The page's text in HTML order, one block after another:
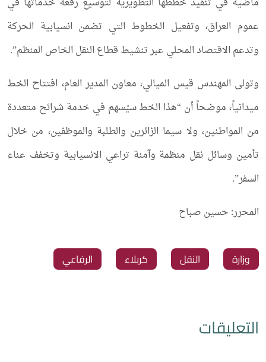
عموم العراق، وتفعيل الخطوط التي تضمن انسيابية الحركة
وتدعم الاقتصاد المحلي عبر تنشيط قطاع النقل الخاص المنظم”.
وتولى المهندس قيس الميالي، معاون المدير العام، افتتاح الخط
ميدانياً، موضحاً أن “هذا الخط سيُسهم في خدمة شرائح متعددة
من المواطنين، ولا سيما الزائرين والطلبة والموظفين، من خلال
تأمين وسائل نقل منظمة وآمنة تراعي الانسيابية وتخفف عناء
السفر”.
المحرر: حسين صباح​​​​​​​​​​​​​​​​
‏وزارة ‏النقل ‏كربلاء ‏الرفاعي
التعليقات